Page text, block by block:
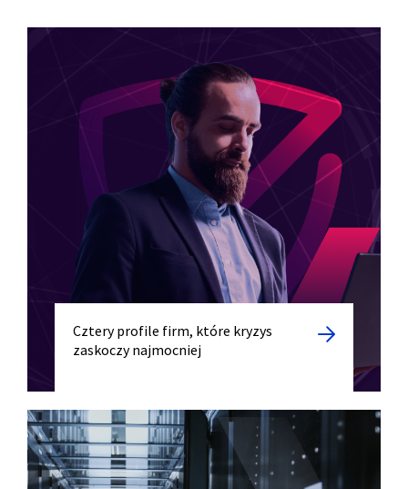
Cztery profile firm, które kryzys
zaskoczy najmocniej